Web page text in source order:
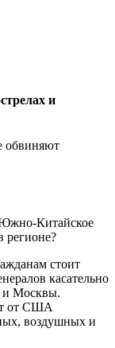
и
обвиняют
Китайское
регионе?
стоит
касательно
и Москвы.
от США
воздушных и